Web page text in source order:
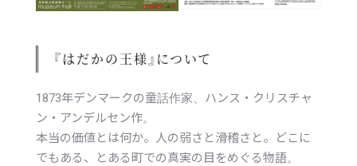
『はだかの王様』について
1873年デンマークの童話作家、ハンス・クリスチャ
ン・アンデルセン作。
本当の価値とは何か。人の弱さと滑稽さと。どこに
でもある、とある町での真実の目をめぐる物語。